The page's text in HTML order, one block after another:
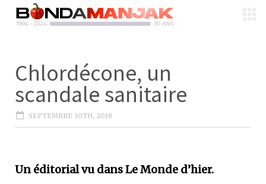
Chlordécone, un
scandale sanitaire
SEPTEMBRE 30TH, 2018
Un éditorial vu dans Le Monde d’hier.